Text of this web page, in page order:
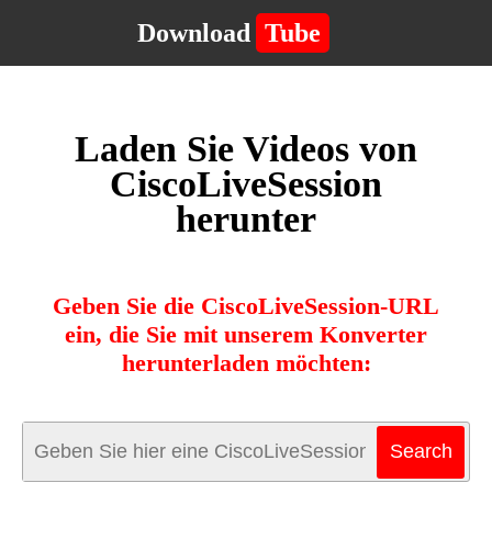
Download Tube
Laden Sie Videos von
CiscoLiveSession
herunter
Geben Sie die CiscoLiveSession-URL
ein, die Sie mit unserem Konverter
herunterladen möchten: